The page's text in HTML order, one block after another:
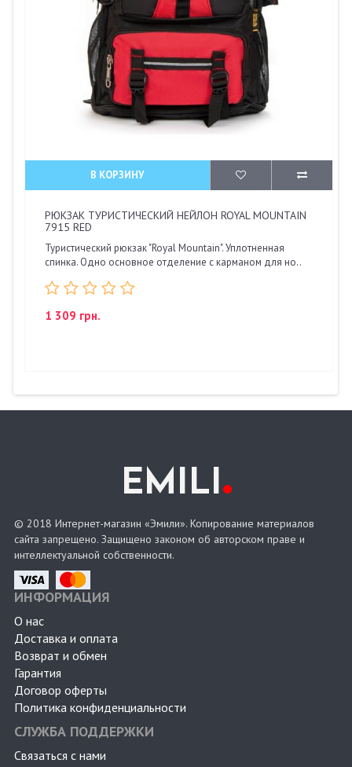
В КОРЗИНУ
РЮКЗАК ТУРИСТИЧЕСКИЙ НЕЙЛОН ROYAL MOUNTAIN
7915 RED
Туристический рюкзак "Royal Mountain". Уплотненная
спинка. Одно основное отделение с карманом для но..
1 309 грн.
EMILI.
© 2018 Интернет-магазин «Эмили». Копирование материалов
сайта запрещено. Защищено законом об авторском праве и
интеллектуальной собственности.
ИНФОРМАЦИЯ
О нас
Доставка и оплата
Возврат и обмен
Гарантия
Договор оферты
Политика конфиденциальности
СЛУЖБА ПОДДЕРЖКИ
Связаться с нами